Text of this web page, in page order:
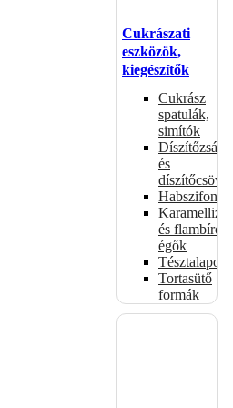
Cukrászati
eszközök,
kiegészítők
Cukrász
spatulák,
simítók
Díszítőzsákok
és
díszítőcsövek
Habszifonok
Karamellizáló
és flambírozó
égők
Tésztalapok
Tortasütő
formák